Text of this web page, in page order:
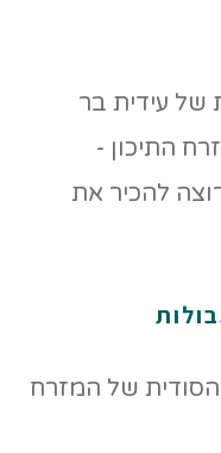
של המזרח